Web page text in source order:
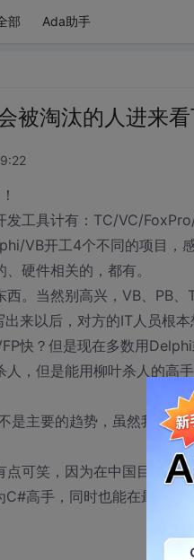
部 Ada助手
被淘汰的人进来
发工具计有：TC/VC/
VB开工4个不同的项目，
硬件相关的，都有。
。当然别高兴，VB、PB
来以后，对方的IT人员根本
快？但是现在多数用
，但是能用柳叶杀人的高
是主要的趋势，虽然我现在
可笑，因为在中国目前的
高手，同时也能在最多3